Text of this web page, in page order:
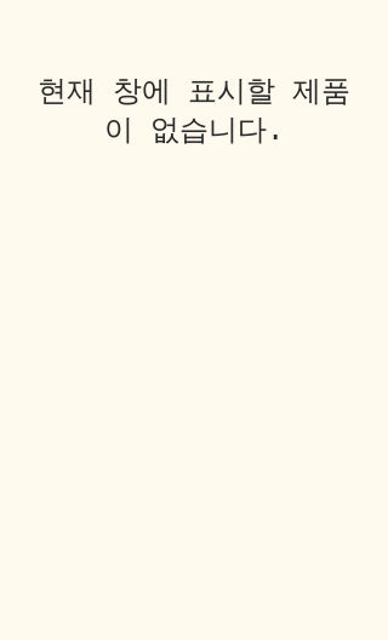
현재 창에 표시할 제품
이 없습니다.